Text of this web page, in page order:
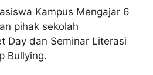
Kampus Mengajar 6
pihak sekolah
Day dan Seminar Literasi
Bullying.